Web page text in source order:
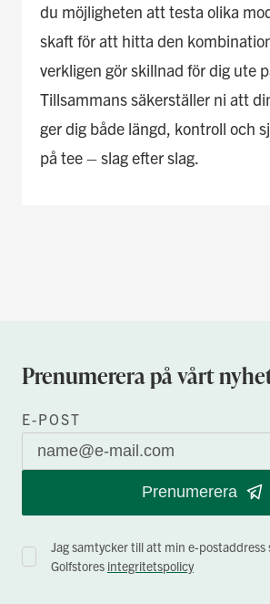
du möjligheten att testa olika
skaft för att hitta den
verkligen gör skillnad för dig ute
Tillsammans säkerställer ni att
ger dig både längd, kontroll och
på tee – slag efter slag.
Prenumerera på vårt
E-POST
Prenumerera
Jag samtycker till att min e-postaddress
Golfstores integritetspolicy